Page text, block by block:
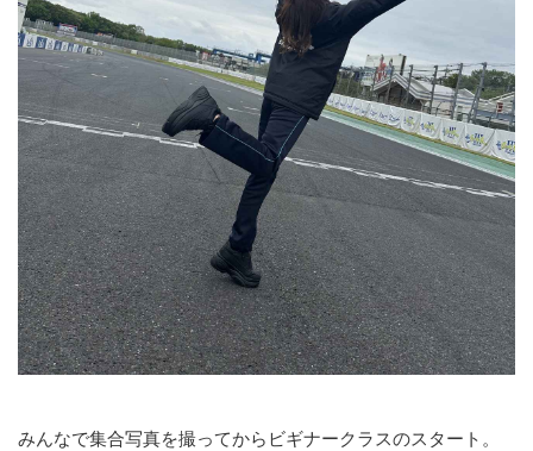
みんなで集合写真を撮ってからビギナークラスのスタート。